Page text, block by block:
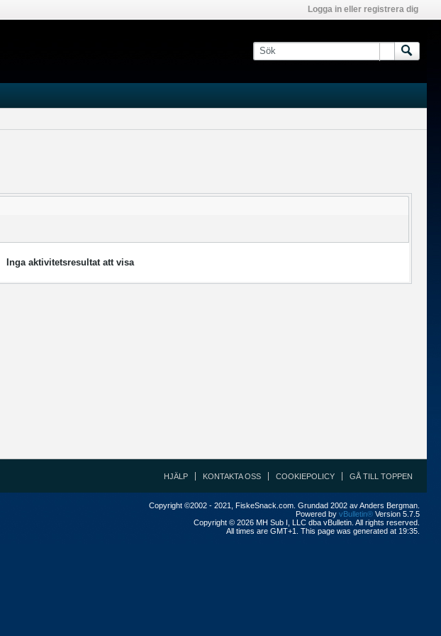
Logga in eller registrera dig
Inga aktivitetsresultat att visa
HJÄLP KONTAKTA OSS COOKIEPOLICY GÅ TILL TOPPEN
Copyright ©2002 - 2021, FiskeSnack.com. Grundad 2002 av Anders Bergman.
Powered by vBulletin® Version 5.7.5
Copyright © 2026 MH Sub I, LLC dba vBulletin. All rights reserved.
All times are GMT+1. This page was generated at 19:35.